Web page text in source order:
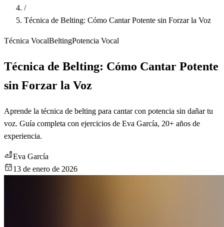
/
Técnica de Belting: Cómo Cantar Potente sin Forzar la Voz
Técnica VocalBeltingPotencia Vocal
Técnica de Belting: Cómo Cantar Potente
sin Forzar la Voz
Aprende la técnica de belting para cantar con potencia sin dañar tu
voz. Guía completa con ejercicios de Eva García, 20+ años de
experiencia.
Eva García
13 de enero de 2026